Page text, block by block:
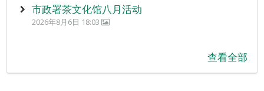
市政署茶文化馆八月活动
2026年8月6日 18:03
查看全部